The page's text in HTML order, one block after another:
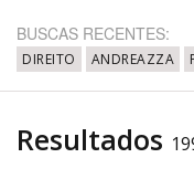
Até
BUSCAS RECENTES:
DIREITO ANDREAZZA
Resultados